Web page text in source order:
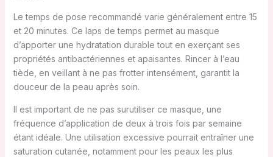
Le temps de pose recommandé varie généralement entre 15
et 20 minutes. Ce laps de temps permet au masque
d’apporter une hydratation durable tout en exerçant ses
propriétés antibactériennes et apaisantes. Rincer à l’eau
tiède, en veillant à ne pas frotter intensément, garantit la
douceur de la peau après soin.
Il est important de ne pas surutiliser ce masque, une
fréquence d’application de deux à trois fois par semaine
étant idéale. Une utilisation excessive pourrait entraîner une
saturation cutanée, notamment pour les peaux les plus